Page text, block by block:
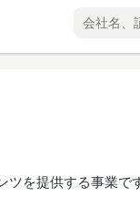
ツを提供する事業で